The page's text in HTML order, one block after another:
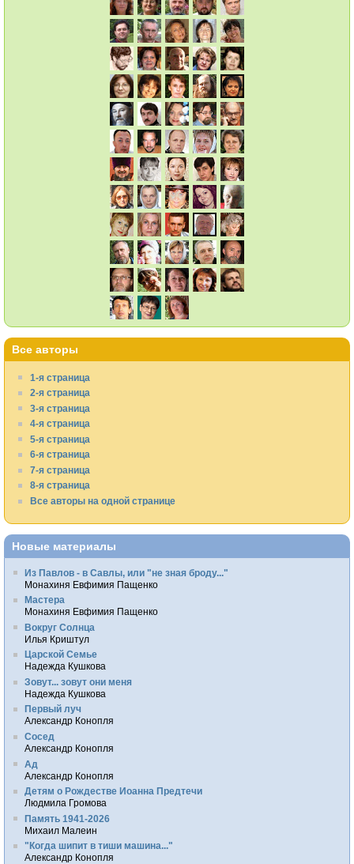
Все авторы
1-я страница
2-я страница
3-я страница
4-я страница
5-я страница
6-я страница
7-я страница
8-я страница
Все авторы на одной странице
Новые материалы
Из Павлов - в Савлы, или "не зная броду..."
Монахиня Евфимия Пащенко
Мастера
Монахиня Евфимия Пащенко
Вокруг Солнца
Илья Криштул
Царской Семье
Надежда Кушкова
Зовут... зовут они меня
Надежда Кушкова
Первый луч
Александр Конопля
Сосед
Александр Конопля
Ад
Александр Конопля
Детям о Рождестве Иоанна Предтечи
Людмила Громова
Память 1941-2026
Михаил Малеин
"Когда шипит в тиши машина..."
Александр Конопля